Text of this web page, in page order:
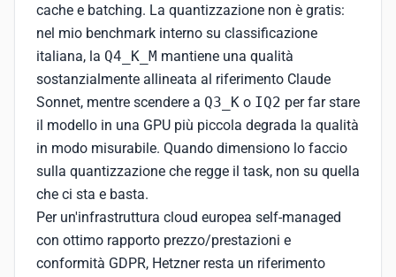
cache e batching. La quantizzazione non è gratis:
nel mio benchmark interno su classificazione
italiana, la Q4_K_M mantiene una qualità
sostanzialmente allineata al riferimento Claude
Sonnet, mentre scendere a Q3_K o IQ2 per far stare
il modello in una GPU più piccola degrada la qualità
in modo misurabile. Quando dimensiono lo faccio
sulla quantizzazione che regge il task, non su quella
che ci sta e basta.
Per un'infrastruttura cloud europea self-managed
con ottimo rapporto prezzo/prestazioni e
conformità GDPR, Hetzner resta un riferimento